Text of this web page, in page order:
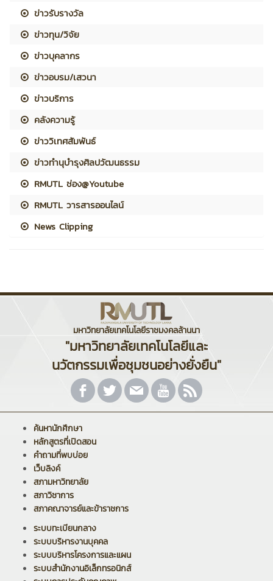
ข่าวรับรางวัล
ข่าวทุน/วิจัย
ข่าวบุคลากร
ข่าวอบรม/เสวนา
ข่าวบริการ
คลังความรู้
ข่าววิเทศสัมพันธ์
ข่าวทำนุบำรุงศิลปวัฒนธรรม
RMUTL ช่อง@Youtube
RMUTL วารสารออนไลน์
News Clipping
มหาวิทยาลัยเทคโนโลยีราชมงคลล้านนา
"มหาวิทยาลัยเทคโนโลยีและ
นวัตกรรมเพื่อชุมชนอย่างยั่งยืน"
ค้นหานักศึกษา
หลักสูตรที่เปิดสอน
คำถามที่พบบ่อย
เว็บลิงค์
สภามหาวิทยาลัย
สภาวิชาการ
สภาคณาจารย์และข้าราชการ
ระบบทะเบียนกลาง
ระบบบริหารงานบุคคล
ระบบบริหารโครงการและแผน
ระบบสำนักงานอิเล็กทรอนิกส์